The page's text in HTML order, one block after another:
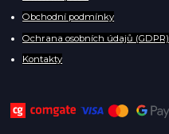
Obchodní podmínky
Ochrana osobních údajů (GDPR)
Kontakty